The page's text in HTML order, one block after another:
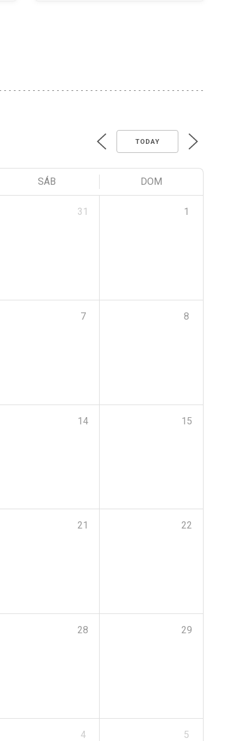
TODAY
SÁB DOM
31 1
7 8
14 15
21 22
28 29
4 5